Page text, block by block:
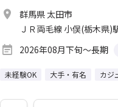
群馬県 太田市
ＪＲ両毛線 小俣(栃木県)
2026年08月下旬～長期
未経験OK 大手・有名 カジ